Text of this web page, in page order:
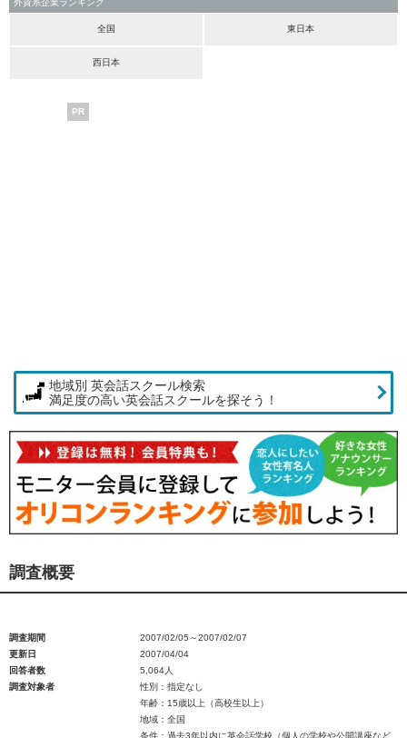
外資系企業ランキング
全国 東日本
西日本
PR
地域別 英会話スクール検索
満足度の高い英会話スクールを探そう！
調査概要
調査期間
2007/02/05～2007/02/07
更新日
2007/04/04
回答者数
5,064人
調査対象者
性別：指定なし
年齢：15歳以上（高校生以上）
地域：全国
条件：過去3年以内に英会話学校（個人の学校や公開講座など